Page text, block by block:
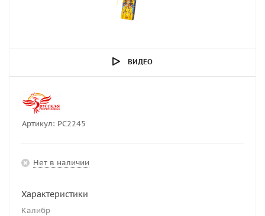
ВИДЕО
Артикул: РС2245
Нет в наличии
Характеристики
Калибр